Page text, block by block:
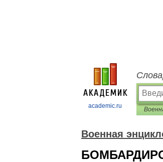
academic.ru
Военная